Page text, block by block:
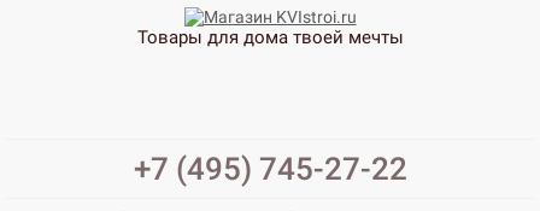
Товары для дома твоей мечты
+7 (495) 745-27-22